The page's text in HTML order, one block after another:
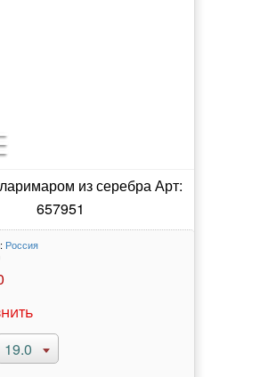
из серебра Арт:
657951
Россия
19.0